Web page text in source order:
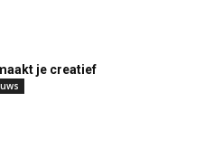
je creatief